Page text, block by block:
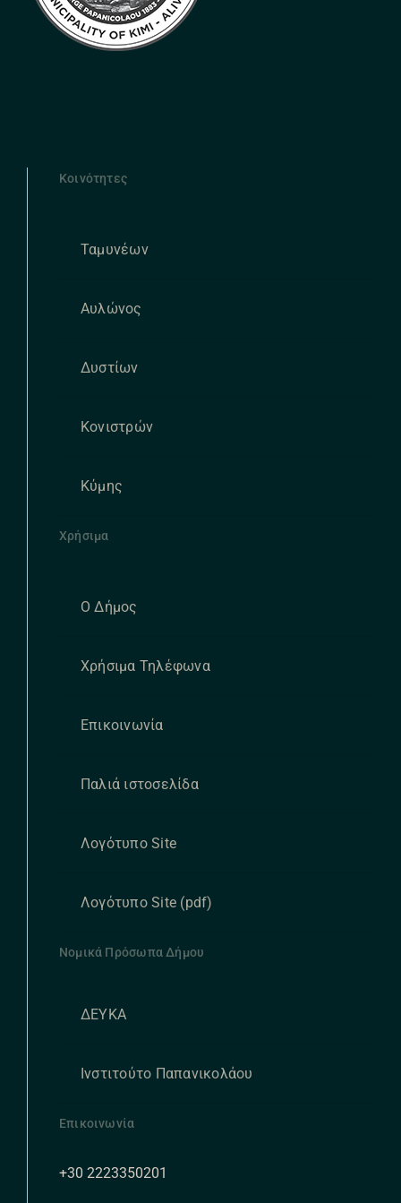
Κοινότητες
Ταμυνέων
Αυλώνος
Δυστίων
Κονιστρών
Κύμης
Χρήσιμα
Ο Δήμος
Χρήσιμα Τηλέφωνα
Επικοινωνία
Παλιά ιστοσελίδα
Λογότυπο Site
Λογότυπο Site (pdf)
Νομικά Πρόσωπα Δήμου
ΔΕΥΚΑ
Ινστιτούτο Παπανικολάου
Επικοινωνία
+30 2223350201